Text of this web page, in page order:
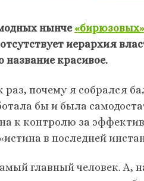
нынче«бирюзовых»
иерархия
название красивое.
раз, почему я собрался
бы и была
к контролю за
в последней
главный человек. А,